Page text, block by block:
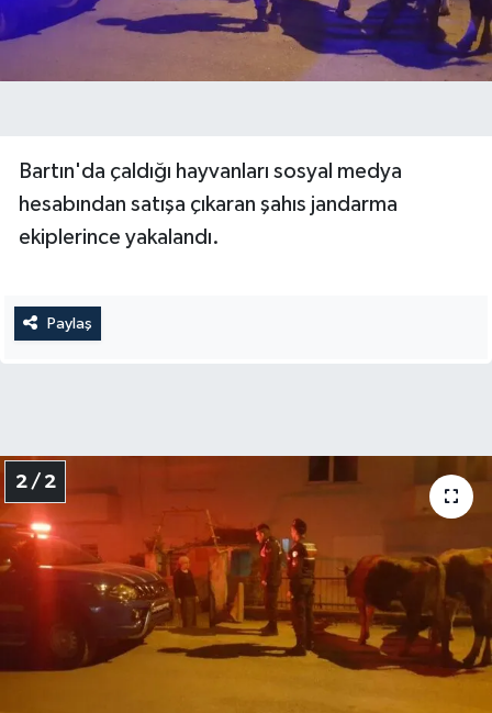
Bartın'da çaldığı hayvanları sosyal medya
hesabından satışa çıkaran şahıs jandarma
ekiplerince yakalandı.
Paylaş
2 / 2
Yaşam
YEREL